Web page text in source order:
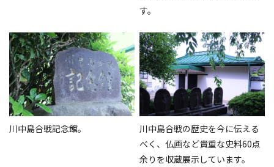
す。
川中島合戦記念館。
川中島合戦の歴史を今に伝える
べく、仏画など貴重な史料60点
余りを収蔵展示しています。